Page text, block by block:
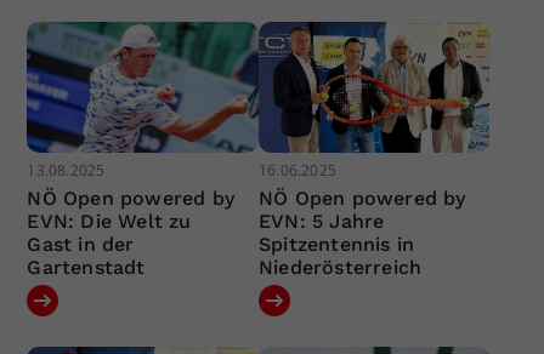
13.08.2025
NÖ Open powered by
EVN: Die Welt zu
Gast in der
Gartenstadt
16.06.2025
NÖ Open powered by
EVN: 5 Jahre
Spitzentennis in
Niederösterreich